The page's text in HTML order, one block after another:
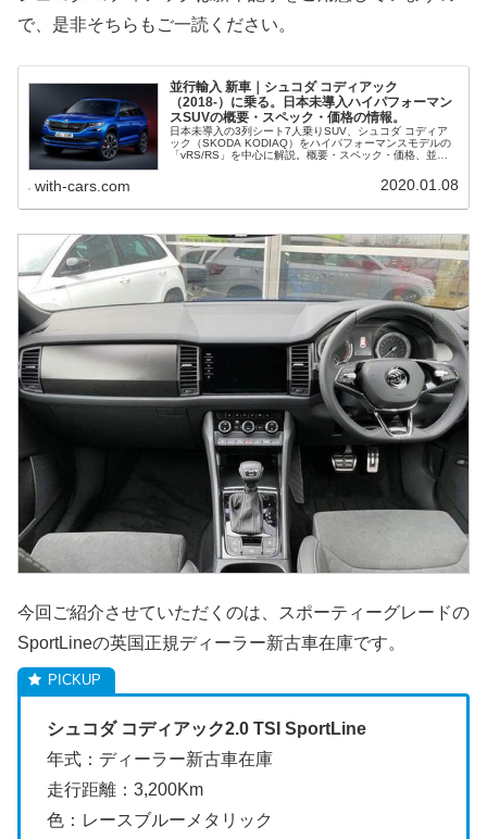
で、是非そちらもご一読ください。
並行輸入 新車｜シュコダ コディアック
（2018-）に乗る。日本未導入ハイパフォーマン
スSUVの概要・スペック・価格の情報。
日本未導入の3列シート7人乗りSUV、シュコダ コディア
ック（SKODA KODIAQ）をハイパフォーマンスモデルの
「vRS/RS」を中心に解説。概要・スペック・価格、並行
with-cars.com 2020.01.08
今回ご紹介させていただくのは、スポーティーグレードの
SportLineの英国正規ディーラー新古車在庫です。
シュコダ コディアック2.0 TSI SportLine
年式：ディーラー新古車在庫
走行距離：3,200Km
色：レースブルーメタリック